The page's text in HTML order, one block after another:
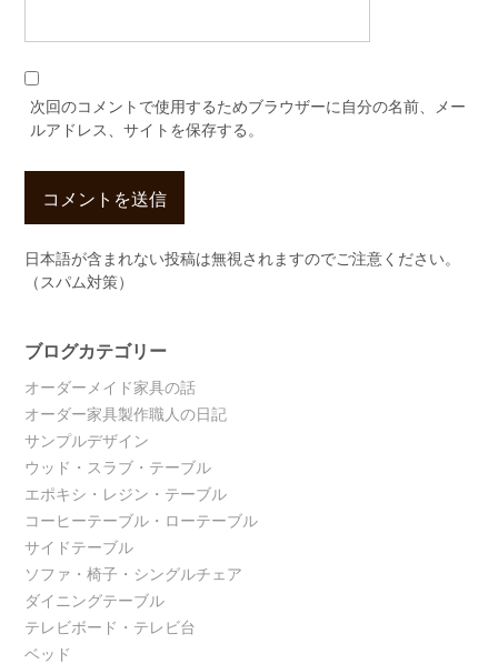
次回のコメントで使用するためブラウザーに自分の名前、メー
ルアドレス、サイトを保存する。
日本語が含まれない投稿は無視されますのでご注意ください。
（スパム対策）
ブログカテゴリー
オーダーメイド家具の話
オーダー家具製作職人の日記
サンプルデザイン
ウッド・スラブ・テーブル
エポキシ・レジン・テーブル
コーヒーテーブル・ローテーブル
サイドテーブル
ソファ・椅子・シングルチェア
ダイニングテーブル
テレビボード・テレビ台
ベッド